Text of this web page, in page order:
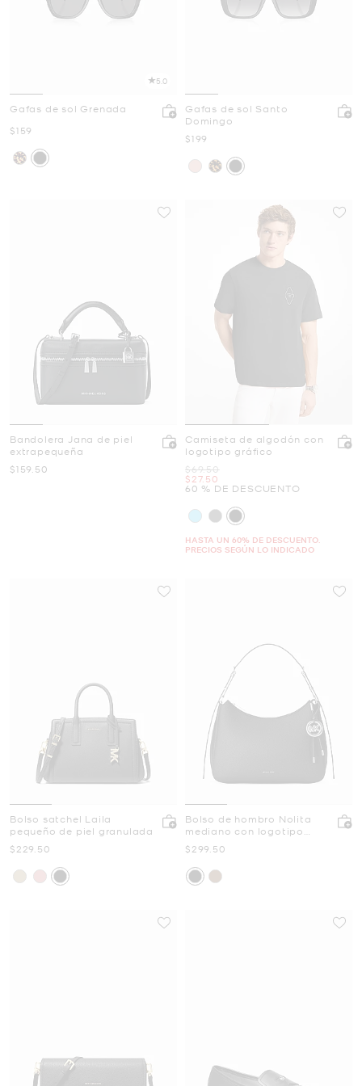
5.0
Gafas de sol Grenada
Ahora
$159
Gafas de sol Santo
Domingo
Ahora
$199
Bandolera Jana de piel
extrapequeña
Ahora
$159.50
Camiseta de algodón con
logotipo gráfico
Era
$69.50
Ahora
$27.50
60 % DE DESCUENTO
HASTA UN 60% DE DESCUENTO.
PRECIOS SEGÚN LO INDICADO
Bolso satchel Laila
pequeño de piel granulada
Ahora
$229.50
Bolso de hombro Nolita
mediano con logotipo
granulado
Ahora
$299.50